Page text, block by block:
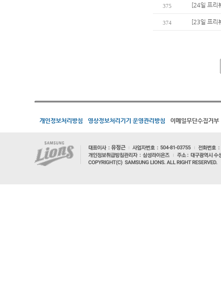
375 [24일 프리
374 [23일 프리
개인정보처리방침 영상정보처리기기 운영관리방침 이메일무단수집거부